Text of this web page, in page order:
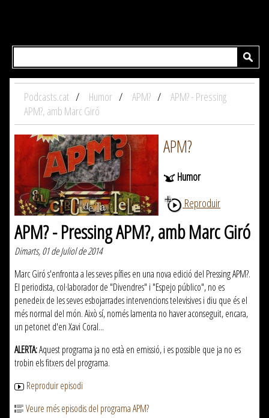
Podcasts.cat Humor APM?
APM? - Pressing
APM?, amb Marc Giró
APM?
Humor
Reproduir
APM? - Pressing APM?, amb Marc Giró
Dimarts, 01 de Juliol de 2014
Marc Giró s'enfronta a les seves pífies en una nova edició del Pressing APM?.
El periodista, col·laborador de "Divendres" i "Espejo público", no es
penedeix de les seves esbojarrades intervencions televisives i diu que és el
més normal del món. Això sí, només lamenta no haver aconseguit, encara,
un petonet d'en Xavi Coral...
ALERTA:Aquest programa ja no està en emissió, i es possible que ja no es
trobin els fitxers del programa.
Reproduir episodi
Veure més episodis del programa APM?